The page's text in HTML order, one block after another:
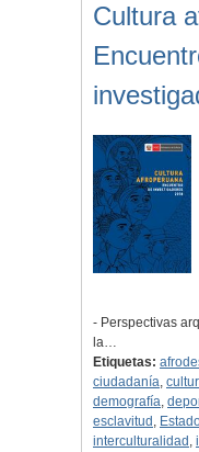
Cultura
- Perspectivas
la…
Etiquetas:
ciudadanía,
demografía,
esclavitud ,
interculturalidad ,